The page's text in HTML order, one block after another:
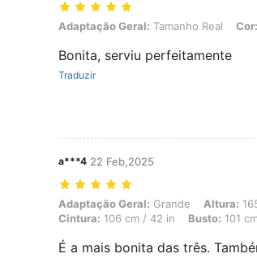
Adaptação Geral: Tamanho Real, Cor:
Adaptação Geral: Tamanho Real Cor:
Bonita, serviu perfeitamente
Traduzir
a***4 22 Feb,2025
Adaptação Geral: Grande, Altura: 165 cm /
Adaptação Geral: Grande Altura:
Cintura: 106 cm / 42 in Busto: 101
É a mais bonita das três.